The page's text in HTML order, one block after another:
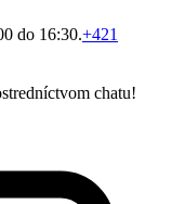
do 16:30.+421
chatu!